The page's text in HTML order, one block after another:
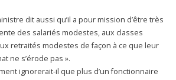
dit aussi qu’il a pour mis­sion d’être très
des sala­riés modes­tes, aux clas­ses
retrai­tés modes­tes de façon à ce que leur
ne s’érode pas ».
igno­re­rait-il que plus d’un fonc­tion­naire